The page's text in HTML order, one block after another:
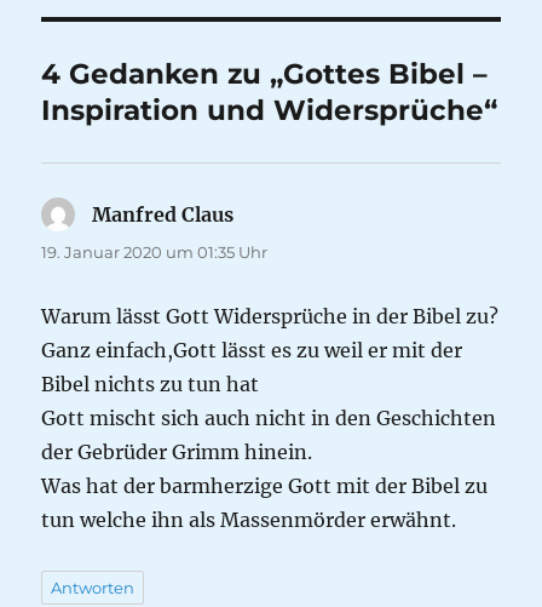
4 Gedanken zu „Gottes Bibel –
Inspiration und Widersprüche“
Manfred Claus
19. Januar 2020 um 01:35 Uhr
Warum lässt Gott Widersprüche in der Bibel zu?
Ganz einfach,Gott lässt es zu weil er mit der
Bibel nichts zu tun hat
Gott mischt sich auch nicht in den Geschichten
der Gebrüder Grimm hinein.
Was hat der barmherzige Gott mit der Bibel zu
tun welche ihn als Massenmörder erwähnt.
Antworten